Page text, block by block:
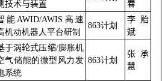
技术与装置
春
能AWID/AWIS高速
机动机器人平台研制
863计划
李贻
斌
于涡轮式压缩/膨胀机
气储能的微型风力发
系统
863计划
张承
慧